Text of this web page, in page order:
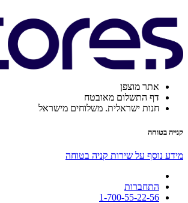
אתר מוצפן
דף התשלום מאובטח
חנות ישראלית. משלוחים מישראל
קנייה בטוחה
מידע נוסף על שירות קניה בטוחה
התחברות
1-700-55-22-56